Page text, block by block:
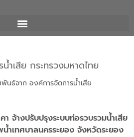
ำเสีย กระทรวงมหาดไทย
พันธ์จาก องค์การจัดการน้ำเสีย
า จ้างปรับปรุงระบบท่อรวบรวมน้ำเสีย
ำเทศบาลนครระยอง จังหวัดระยอง